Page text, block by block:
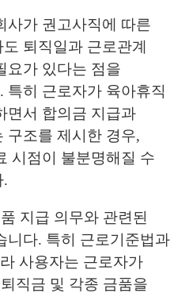
사가 권고사직에 따른
퇴직일과 근로관계
요가 있다는 점을
특히 근로자가 육아휴직
면서 합의금 지급과
구조를 제시한 경우,
시점이 불분명해질 수
.
지급 의무와 관련된
니다. 특히 근로기준법과
사용자는 근로자가
직금 및 각종 금품을